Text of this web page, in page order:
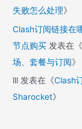
失败怎么处理》
Clash订阅链接在
节点购买 发表在
场、套餐与订阅》
lll 发表在《Clash
Sharocket》